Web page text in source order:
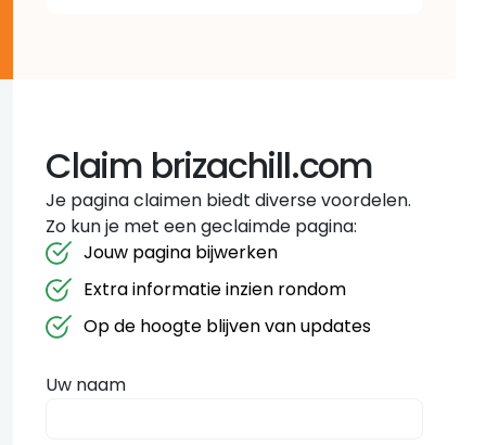
Claim brizachill.com
Je pagina claimen biedt diverse voordelen.
Zo kun je met een geclaimde pagina:
Jouw pagina bijwerken
Extra informatie inzien rondom
Op de hoogte blijven van updates
Uw naam